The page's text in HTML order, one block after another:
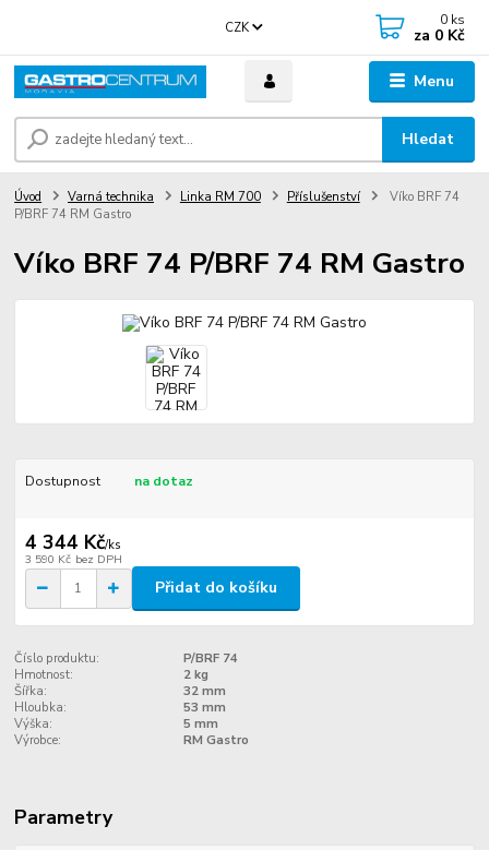
Menu
CZK
Hledat
0 ks
za 0 Kč
Úvod Varná technika Linka RM 700 Příslušenství
Víko BRF 74
P/BRF 74 RM Gastro
Víko BRF 74 P/BRF 74 RM Gastro
Dostupnost na dotaz
4 344 Kč/ks
3 590 Kč bez DPH
Přidat do košíku
Číslo produktu:
P/BRF 74
Hmotnost:
2 kg
Šířka:
32 mm
Hloubka:
53 mm
Výška:
5 mm
Výrobce:
RM Gastro
Parametry